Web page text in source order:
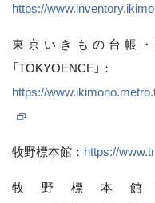
https://
東京いきもの台帳
「TOKYOENCE」：
https://
牧野標本館： https://
牧野標本